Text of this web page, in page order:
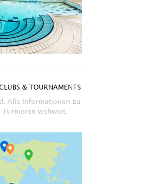
& TOURNAMENTS
Alle Informationen zu
Turnieren weltweit.